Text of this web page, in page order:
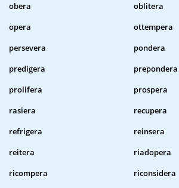
obera
oblitera
opera
ottempera
persevera
pondera
predigera
prepondera
prolifera
prospera
rasiera
recupera
refrigera
reinsera
reitera
riadopera
ricompera
riconsidera